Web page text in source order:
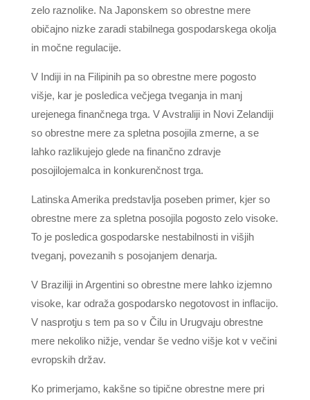
zelo raznolike. Na Japonskem so obrestne mere
običajno nizke zaradi stabilnega gospodarskega okolja
in močne regulacije.
V Indiji in na Filipinih pa so obrestne mere pogosto
višje, kar je posledica večjega tveganja in manj
urejenega finančnega trga. V Avstraliji in Novi Zelandiji
so obrestne mere za spletna posojila zmerne, a se
lahko razlikujejo glede na finančno zdravje
posojilojemalca in konkurenčnost trga.
Latinska Amerika predstavlja poseben primer, kjer so
obrestne mere za spletna posojila pogosto zelo visoke.
To je posledica gospodarske nestabilnosti in višjih
tveganj, povezanih s posojanjem denarja.
V Braziliji in Argentini so obrestne mere lahko izjemno
visoke, kar odraža gospodarsko negotovost in inflacijo.
V nasprotju s tem pa so v Čilu in Urugvaju obrestne
mere nekoliko nižje, vendar še vedno višje kot v večini
evropskih držav.
Ko primerjamo, kakšne so tipične obrestne mere pri